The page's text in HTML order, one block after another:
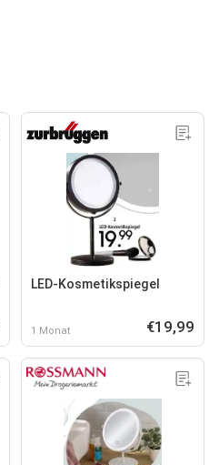
LED-Kosmetikspiegel
1 Monat €19,99